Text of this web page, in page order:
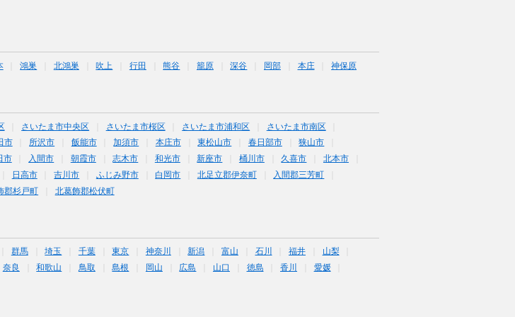
鴻巣 北鴻巣 吹上 行田 熊谷 籠原 深谷 岡部 本庄 神保原
さいたま市中央区 さいたま市桜区 さいたま市浦和区
さいたま市南区
市 所沢市 飯能市 加須市 本庄市 東松山市 春日部市
狭山市
市 入間市 朝霞市 志木市 和光市 新座市 桶川市 久喜市
北本市
日高市 吉川市 ふじみ野市 白岡市 北足立郡伊奈町
入間郡三芳町
郡杉戸町 北葛飾郡松伏町
群馬 埼玉 千葉 東京 神奈川 新潟 富山 石川 福井
山梨
奈良 和歌山 鳥取 島根 岡山 広島 山口 徳島 香川
愛媛